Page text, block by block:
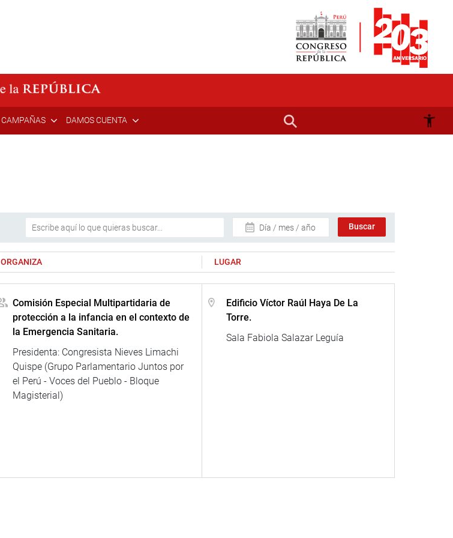
CAMPAÑAS DAMOS CUENTA
Día / mes / año
ORGANIZA LUGAR
Comisión Especial Multipartidaria de
protección a la infancia en el contexto de
la Emergencia Sanitaria.
Presidenta: Congresista Nieves Limachi
Quispe (Grupo Parlamentario Juntos por
el Perú - Voces del Pueblo - Bloque
Magisterial)
Edificio Víctor Raúl Haya De La
Torre.
Sala Fabiola Salazar Leguía